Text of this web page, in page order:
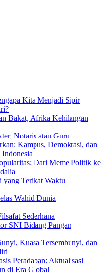
Kita Menjadi Sipir
Bakat, Afrika Kehilangan
Notaris atau Guru
Kampus, Demokrasi, dan
Dari Meme Politik ke
yang Terikat Waktu
Wahid Dunia
Sederhana
SNI Bidang Pangan
Kuasa Tersembunyi, dan
Peradaban: Aktualisasi
di Era Global